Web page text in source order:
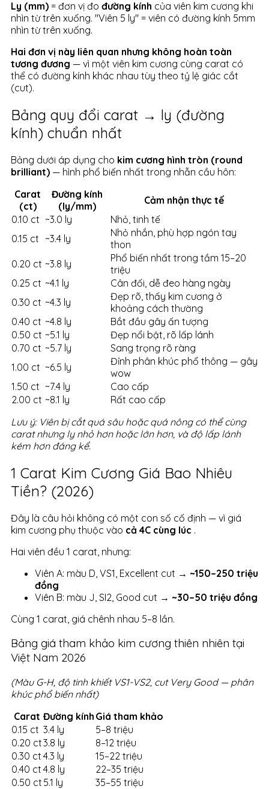
Ly (mm) = đơn vị đo đường kính của viên kim cương khi
nhìn từ trên xuống. "Viên 5 ly" = viên có đường kính 5mm
nhìn từ trên xuống.
Hai đơn vị này liên quan nhưng không hoàn toàn
tương đương — vì một viên kim cương cùng carat có
thể có đường kính khác nhau tùy theo tỷ lệ giác cắt
(cut).
Bảng quy đổi carat → ly (đường
kính) chuẩn nhất
Bảng dưới áp dụng cho kim cương hình tròn (round
brilliant) — hình phổ biến nhất trong nhẫn cầu hôn:
Carat
(ct)
Đường kính
(ly/mm)
Cảm nhận thực tế
0.10 ct ~3.0 ly
Nhỏ, tinh tế
0.15 ct ~3.4 ly
Nhỏ nhắn, phù hợp ngón tay
thon
0.20 ct ~3.8 ly
Phổ biến nhất trong tầm 15–20
triệu
0.25 ct ~4.1 ly
Cân đối, dễ đeo hàng ngày
0.30 ct ~4.3 ly
Đẹp rõ, thấy kim cương ở
khoảng cách thường
0.40 ct ~4.8 ly
Bắt đầu gây ấn tượng
0.50 ct ~5.1 ly
Đẹp nổi bật, rõ lấp lánh
0.70 ct ~5.7 ly
Sang trọng rõ ràng
1.00 ct ~6.5 ly
Đỉnh phân khúc phổ thông — gây
wow
1.50 ct ~7.4 ly
Cao cấp
2.00 ct ~8.1 ly
Rất cao cấp
Lưu ý: Viên bị cắt quá sâu hoặc quá nông có thể cùng
carat nhưng ly nhỏ hơn hoặc lớn hơn, và độ lấp lánh
kém hơn đáng kể.
1 Carat Kim Cương Giá Bao Nhiêu
Tiền? (2026)
Đây là câu hỏi không có một con số cố định — vì giá
kim cương phụ thuộc vào cả 4C cùng lúc .
Hai viên đều 1 carat, nhưng:
Viên A: màu D, VS1, Excellent cut → ~150–250 triệu
đồng
Viên B: màu J, SI2, Good cut → ~30–50 triệu đồng
Cùng 1 carat, giá chênh nhau 5–8 lần.
Bảng giá tham khảo kim cương thiên nhiên tại
Việt Nam 2026
(Màu G-H, độ tinh khiết VS1-VS2, cut Very Good — phân
khúc phổ biến nhất)
Carat Đường kính Giá tham khảo
0.15 ct 3.4 ly
5–8 triệu
0.20 ct3.8 ly
8–12 triệu
0.30 ct 4.3 ly
15–22 triệu
0.40 ct 4.8 ly
22–35 triệu
0.50 ct 5.1 ly
35–55 triệu